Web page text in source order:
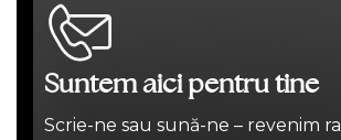
Suntem aici pentru tine
Scrie-ne sau sună-ne – revenim